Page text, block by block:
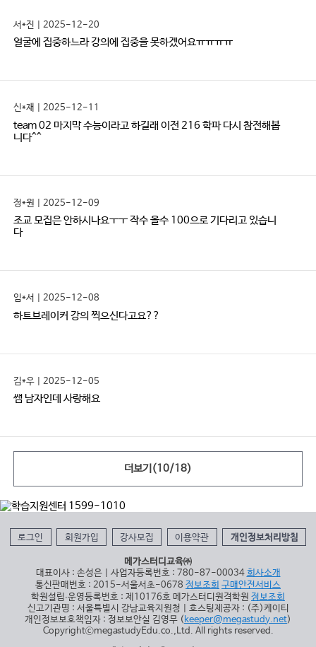
서*진 | 2025-12-20
얼굴에 집중하느라 강의에 집중을 못하겠어요ㅠㅠㅠㅠ
신*재 | 2025-12-11
team 02 마지막 수능이라고 하길래 이전 216 학파 다시 참전해봅
니다^^
정*원 | 2025-12-09
조교 모집은 안하시나요ㅜㅜ 작수 올수 100으로 기다리고 있습니
다
임*서 | 2025-12-08
하트브레이커 강의 찍으신다고요??
김*우 | 2025-12-05
쌤 남자인데 사랑해요
더보기(10/18)
로그인 회원가입 강사모집 이용약관 개인정보처리방침
메가스터디교육㈜
대표이사 : 손성은 | 사업자등록번호 : 780-87-00034 회사소개
통신판매번호 : 2015-서울서초-0678 정보조회 구매안전서비스
학원설립∙운영등록번호 : 제10176호 메가스터디원격학원 정보조회
신고기관명 : 서울특별시 강남교육지원청 | 호스팅제공자 : (주)케이티
개인정보보호책임자 : 정보보안실 김영무 ( keeper@megastudy.net)
CopyrightⓒmegastudyEdu.co.,Ltd. All rights reserved.